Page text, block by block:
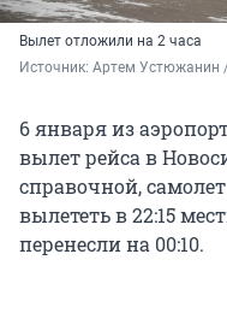
Вылет отложили на 2 часа
Источник: Артем Устюжанин /
6 января из
вылет рейса в
справочной,
вылететь в 22:15
перенесли на 00:10.